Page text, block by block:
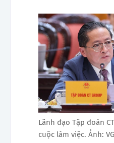
Lãnh đạo Tập đoàn
cuộc làm việc. Ảnh: